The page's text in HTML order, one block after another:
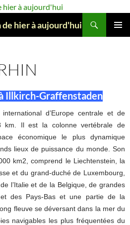
hier à aujourd'hui
Illkirch-Graffenstaden
d’Europe centrale et de
km. Il est la colonne vertébrale de
économique le plus dynamique
lieux de puissance du monde. Son
km2, comprend le Liechtenstein, la
et du grand-duché de Luxembourg,
l’Italie et de la Belgique, de grandes
et des Pays-Bas et une partie de la
fleuve se déversant dans la mer du
navigables les plus fréquentées du